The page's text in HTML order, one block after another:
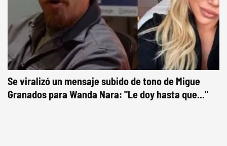
Se viralizó un mensaje subido de tono de Migue
Granados para Wanda Nara: "Le doy hasta que..."